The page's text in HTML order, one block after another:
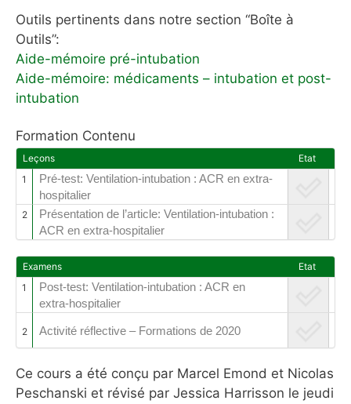
Outils pertinents dans notre section “Boîte à
Outils”:
Aide-mémoire pré-intubation
Aide-mémoire: médicaments – intubation et post-
intubation
Formation Contenu
Leçons
Etat
1
Pré-test: Ventilation-intubation : ACR en extra-
hospitalier
2
Présentation de l’article: Ventilation-intubation :
ACR en extra-hospitalier
Examens
Etat
1
Post-test: Ventilation-intubation : ACR en
extra-hospitalier
2 Activité réflective – Formations de 2020
Ce cours a été conçu par Marcel Emond et Nicolas
Peschanski et révisé par Jessica Harrisson le jeudi